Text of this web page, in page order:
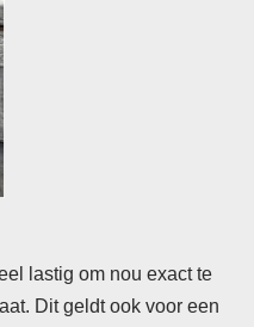
lastig om nou exact te
Dit geldt ook voor een